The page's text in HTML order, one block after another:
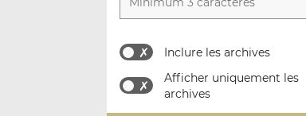
Inclure les archives
Afficher uniquement les
archives